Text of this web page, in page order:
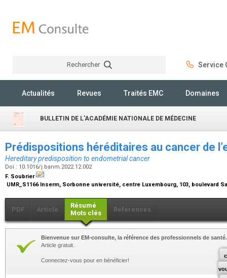
Rechercher Service
Actualités Revues Traités EMC Domaines
BULLETIN DE L'ACADÉMIE NATIONALE DE MÉDECINE
Prédispositions héréditaires au cancer de
Hereditary predisposition to endometrial cancer
Doi : 10.1016/j.banm.2022.12.002
F. Soubrier
UMR_S1166 Inserm, Sorbonne université, centre Luxembourg, 103, boulevard
PDF Article
Résumé
Mots clés
Références
Bienvenue sur EM-consulte, la référence des professionnels de santé.
Article gratuit.
Connectez-vous pour en bénéficier!